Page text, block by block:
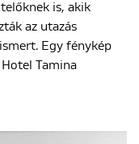
is, akik
az utazás
Egy fénykép
Tamina